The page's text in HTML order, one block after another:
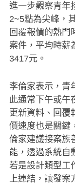
進一步觀察青年
2~5點為尖峰，
回覆報價的熱門
案件，平均時薪
3417元。
李倫家表示，青
此通常下午或午
更新資料、回覆
價速度也是關鍵
倫家建議接案族
能，透過系統自
若是設計類型工
上連結，讓發